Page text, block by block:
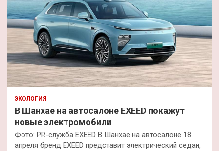
ЭКОЛОГИЯ
В Шанхае на автосалоне EXEED покажут
новые электромобили
Фото: PR-служба EXEED В Шанхае на автосалоне 18
апреля бренд EXEED представит электрический седан,